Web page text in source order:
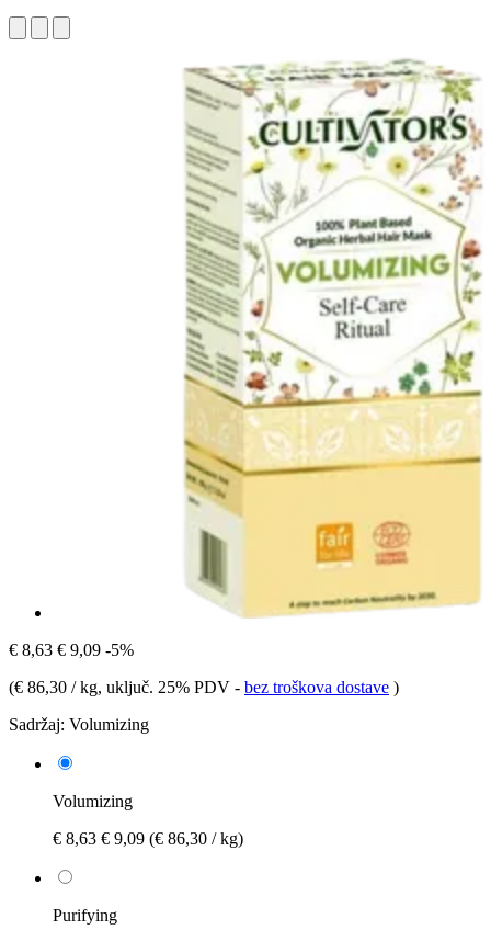
€ 8,63 € 9,09 -5%
(€ 86,30 / kg, uključ. 25% PDV - bez troškova dostave )
Sadržaj: Volumizing
Volumizing
€ 8,63 € 9,09 (€ 86,30 / kg)
Purifying